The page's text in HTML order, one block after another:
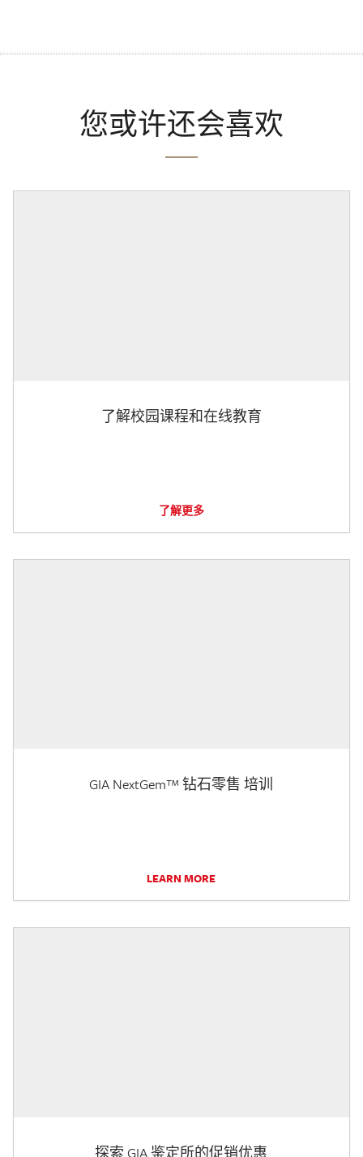
您或许还会喜欢
了解校园课程和在线教育
了解更多
GIA NextGem™ 钻石零售 培训
LEARN MORE
探索 GIA 鉴定所的促销优惠